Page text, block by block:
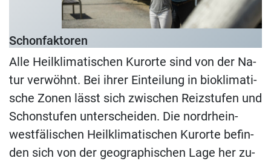
Schonfaktoren
Alle Heil­kli­ma­ti­schen Kur­or­te sind von der Na­
tur ver­wöhnt. Bei ih­rer Ein­tei­lung in bio­kli­ma­ti­
sche Zo­nen lässt sich zwi­schen Reiz­stu­fen und
Schon­stu­fen un­ter­schei­den. Die nord­rhein-
west­fä­li­schen Heil­kli­ma­ti­schen Kur­or­te be­fin­
den sich von der geo­gra­phi­schen Lage her zu­